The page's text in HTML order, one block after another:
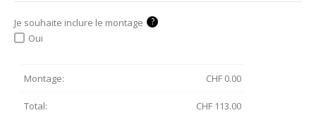
Je souhaite inclure le montage ?
Oui
Montage: CHF 0.00
Total: CHF 113.00